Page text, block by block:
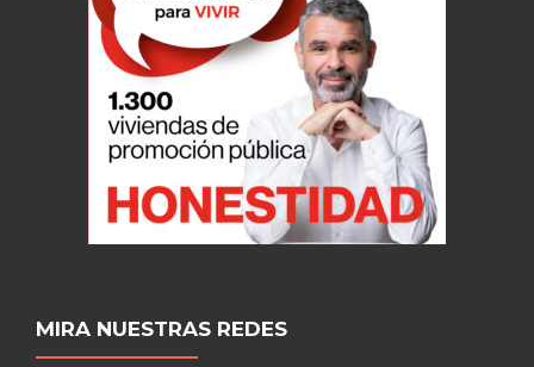
MIRA NUESTRAS REDES